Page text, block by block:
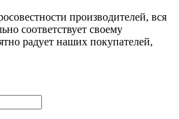
производителей, вся
соответствует своему
радует наших покупателей,